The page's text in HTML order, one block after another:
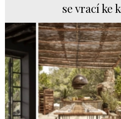
se vrací ke